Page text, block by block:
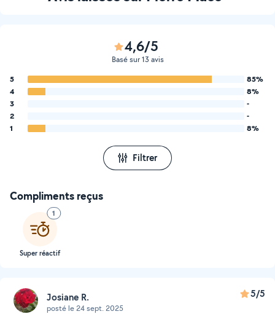
4,6/5
Basé sur 13 avis
5
85%
4
8%
3
-
2
-
1
8%
Filtrer
Compliments reçus
1
Super réactif
Josiane R.
posté le 24 sept. 2025
5/5